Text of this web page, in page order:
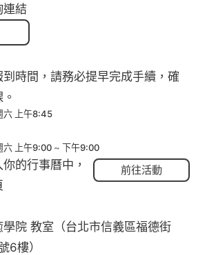
連結
時間，請務必提早完成手續，確
六 上午8:45
六 上午9:00 下午9:00
的行事曆中，
前往活動
學院 教室（台北市信義區福德街
6樓）